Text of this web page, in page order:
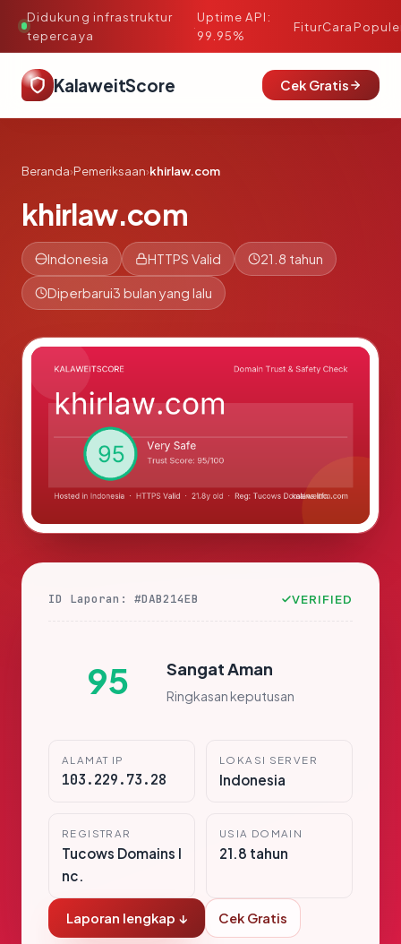
Didukung infrastruktur
tepercaya
·
Uptime API:
99.95%
FiturCara
KalaweitScore Cek Gratis
Beranda›Pemeriksaan›khirlaw.com
khirlaw.com
Indonesia HTTPS Valid 21.8 tahun
Diperbarui3 bulan yang lalu
ID Laporan: #DAB214EB VERIFIED
95 Sangat Aman
Ringkasan keputusan
ALAMAT IP
103.229.73.28
LOKASI SERVER
Indonesia
REGISTRAR
Tucows Domains I
nc.
USIA DOMAIN
21.8 tahun
Laporan lengkap ↓ Cek Gratis